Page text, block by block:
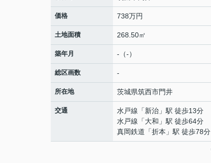
価格 738万円
土地面積 268.50㎡
築年月 -（-）
総区画数 -
所在地 茨城県筑西市門井
交通 水戸線 「新治 」駅 徒歩13分
水戸線 「大和 」駅 徒歩64分
真岡鉄道 「折本 」駅 徒歩78分